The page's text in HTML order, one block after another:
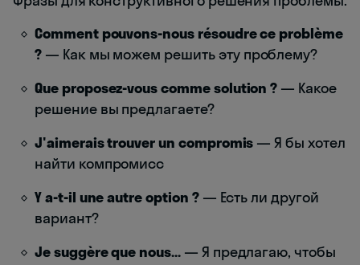
Comment pouvons-nous résoudre ce problème
?— Как мы можем решить эту проблему?
Que proposez-vous comme solution ? — Какое
решение вы предлагаете?
J'aimerais trouver un compromis — Я бы хотел
найти компромисс
Y a-t-il une autre option ?— Есть ли другой
вариант?
Je suggère que nous...— Я предлагаю, чтобы